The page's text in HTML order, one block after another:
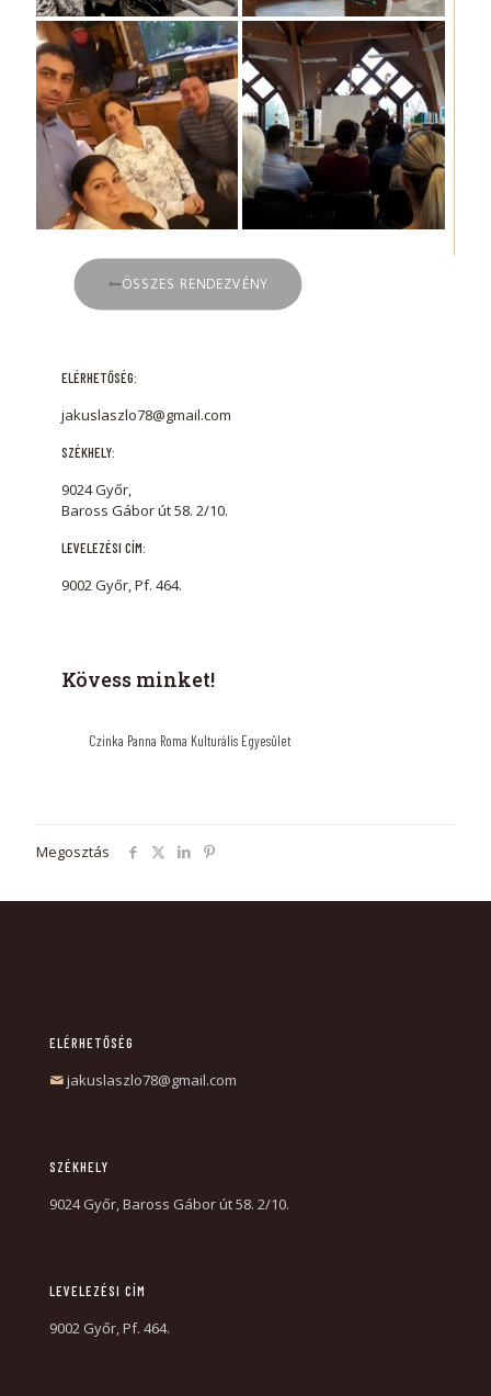
ÖSSZES RENDEZVÉNY
ELÉRHETŐSÉG:
jakuslaszlo78@gmail.com
SZÉKHELY:
9024 Győr,
Baross Gábor út 58. 2/10.
LEVELEZÉSI CÍM:
9002 Győr, Pf. 464.
Kövess minket!
Czinka Panna Roma Kulturális Egyesület
Megosztás
ELÉRHETŐSÉG
jakuslaszlo78@gmail.com
SZÉKHELY
9024 Győr, Baross Gábor út 58. 2/10.
LEVELEZÉSI CÍM
9002 Győr, Pf. 464.